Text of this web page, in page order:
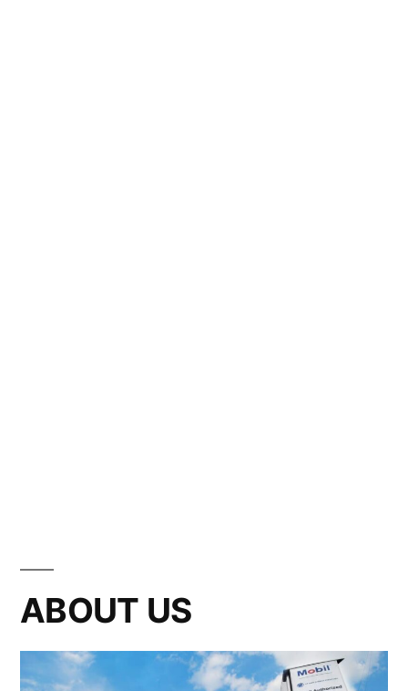
ABOUT US